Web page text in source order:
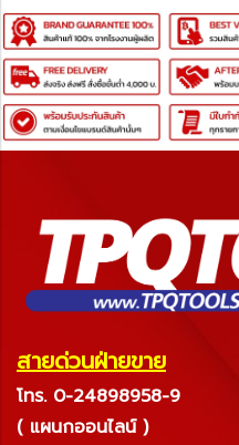
สายด่วนฝ่ายขาย
โทร. 0-24898958-9
( แผนกออนไลน์ )